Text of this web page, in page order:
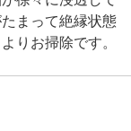
まって絶縁状態
りお掃除です。